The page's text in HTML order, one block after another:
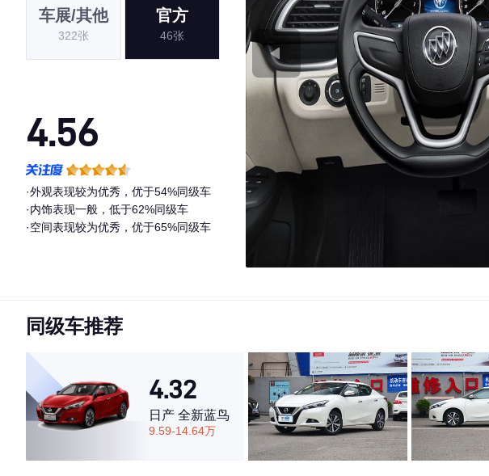
车展/其他
322张
官方
46张
4.56
·外观表现较为优秀，优于54%同级车
·内饰表现一般，低于62%同级车
·空间表现较为优秀，优于65%同级车
同级车推荐
4.32
日产 全新蓝鸟
9.59-14.64万